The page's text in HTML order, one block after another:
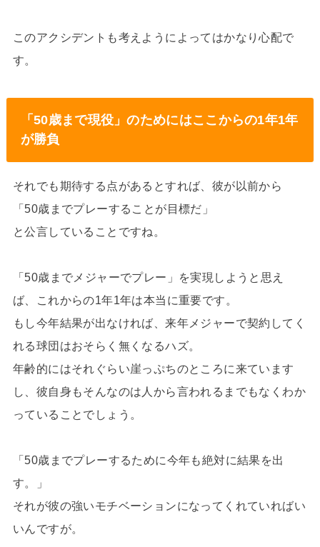
このアクシデントも考えようによってはかなり心配で
す。
「50歳まで現役」のためにはここからの1年1年
が勝負
それでも期待する点があるとすれば、彼が以前から
「50歳までプレーすることが目標だ」
と公言していることですね。
「50歳までメジャーでプレー」を実現しようと思え
ば、これからの1年1年は本当に重要です。
もし今年結果が出なければ、来年メジャーで契約してく
れる球団はおそらく無くなるハズ。
年齢的にはそれぐらい崖っぷちのところに来ています
し、彼自身もそんなのは人から言われるまでもなくわか
っていることでしょう。
「50歳までプレーするために今年も絶対に結果を出
す。」
それが彼の強いモチベーションになってくれていればい
いんですが。